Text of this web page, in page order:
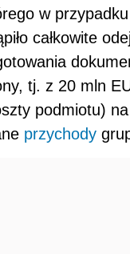
w
całkowite
tj. z 20 mln
podmiotu)
przychody